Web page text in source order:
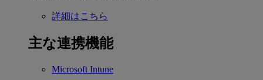
詳細はこちら
主な連携機能
Microsoft Intune